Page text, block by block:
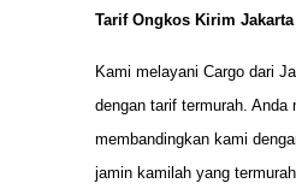
Tarif Ongkos Kirim
Kami melayani Cargo dari
dengan tarif termurah. Anda
membandingkan kami
jamin kamilah yang